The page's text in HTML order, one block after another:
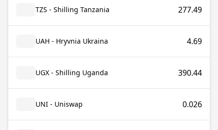
TZS - Shilling Tanzania 277.49
UAH - Hryvnia Ukraina 4.69
UGX - Shilling Uganda 390.44
UNI - Uniswap 0.026